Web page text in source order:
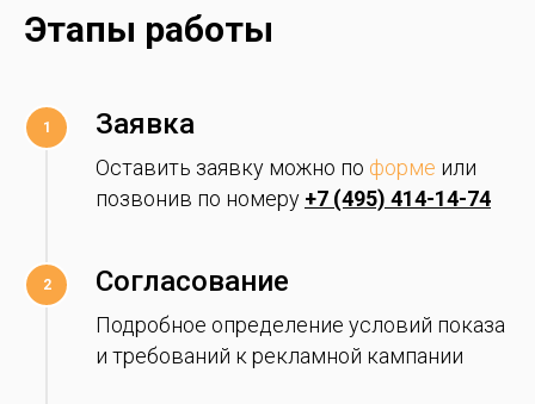
Этапы работы
Заявка
Оставить заявку можно по форме или
позвонив по номеру +7 (495) 414-14-74
Согласование
Подробное определение условий показа
и требований к рекламной кампании